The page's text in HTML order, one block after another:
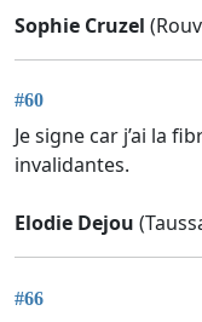
Sophie Cruzel
#60
Je signe car j’ai la
invalidantes.
Elodie Dejou
#66